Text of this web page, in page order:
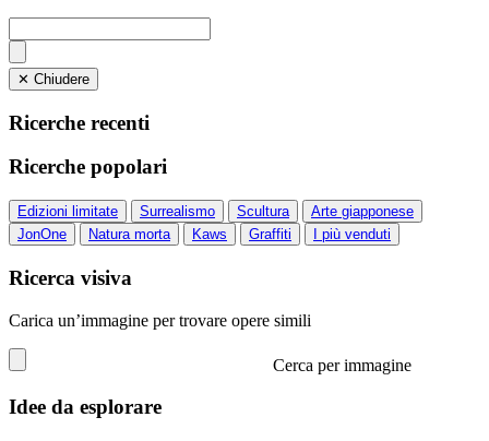
✕ Chiudere
Ricerche recenti
Ricerche popolari
Edizioni limitate Surrealismo Scultura
Arte giapponese
JonOne
Natura morta Kaws Graffiti I più venduti
Ricerca visiva
Carica un’immagine per trovare opere simili
Cerca per immagine
Idee da esplorare